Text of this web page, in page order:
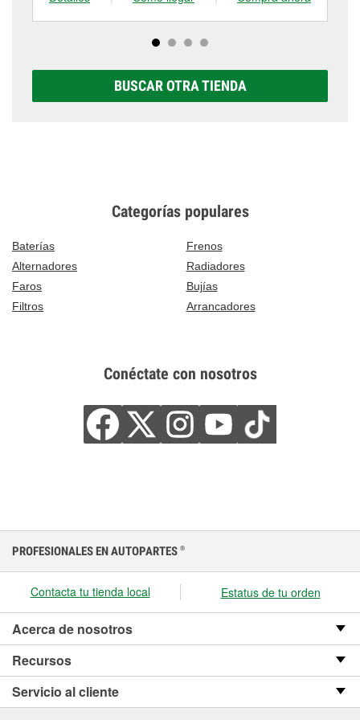
BUSCAR OTRA TIENDA
Categorías populares
Baterías
Frenos
Alternadores
Radiadores
Faros
Bujías
Filtros
Arrancadores
Conéctate con nosotros
PROFESIONALES EN AUTOPARTES ®
Contacta tu tienda local Estatus de tu orden
Acerca de nosotros
Recursos
Servicio al cliente